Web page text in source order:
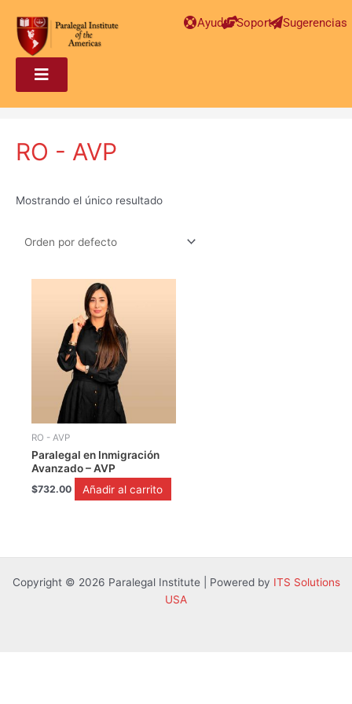
Ayuda Soporte Sugerencias
RO - AVP
Mostrando el único resultado
RO - AVP
Paralegal en Inmigración
Avanzado – AVP
$732.00 Añadir al carrito
Copyright © 2026 Paralegal Institute | Powered by ITS Solutions
USA